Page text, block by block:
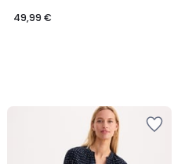
49,99 €